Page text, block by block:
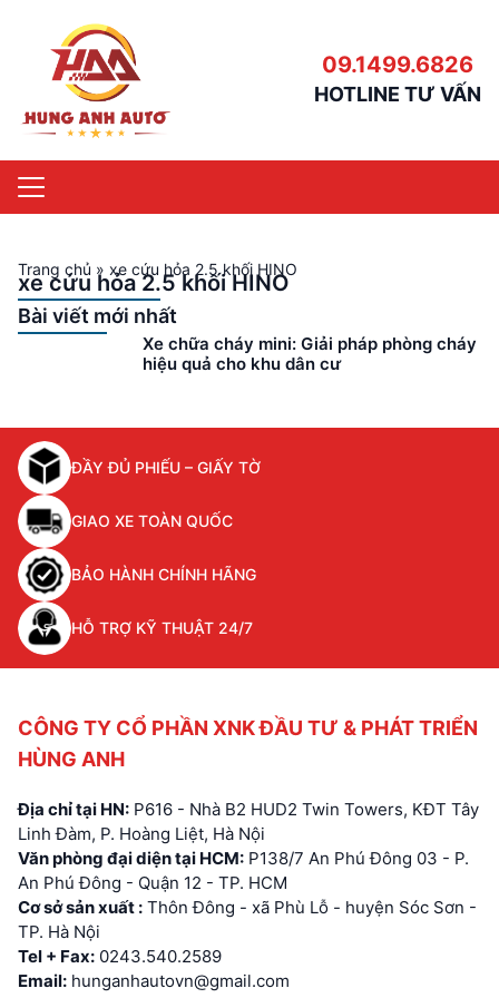
09.1499.6826
HOTLINE TƯ VẤN
Trang chủ » xe cứu hỏa 2.5 khối HINO
xe cứu hỏa 2.5 khối HINO
Bài viết mới nhất
Xe chữa cháy mini: Giải pháp phòng cháy
hiệu quả cho khu dân cư
ĐẦY ĐỦ PHIẾU – GIẤY TỜ
GIAO XE TOÀN QUỐC
BẢO HÀNH CHÍNH HÃNG
HỖ TRỢ KỸ THUẬT 24/7
CÔNG TY CỔ PHẦN XNK ĐẦU TƯ & PHÁT TRIỂN
HÙNG ANH
Địa chỉ tại HN: P616 - Nhà B2 HUD2 Twin Towers, KĐT Tây
Linh Đàm, P. Hoàng Liệt, Hà Nội
Văn phòng đại diện tại HCM: P138/7 An Phú Đông 03 - P.
An Phú Đông - Quận 12 - TP. HCM
Cơ sở sản xuất : Thôn Đông - xã Phù Lỗ - huyện Sóc Sơn -
TP. Hà Nội
Tel + Fax: 0243.540.2589
Email: hunganhautovn@gmail.com